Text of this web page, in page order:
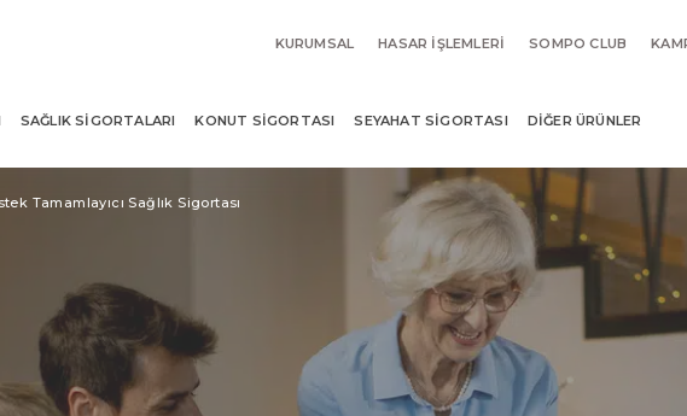
KURUMSAL HASAR İŞLEMLERI SOMPO CLUB
SAĞLIK SIGORTALARI KONUT SIGORTASI SEYAHAT SIGORTASI DIĞER ÜRÜNLER
Tamamlayıcı Sağlık Sigortası